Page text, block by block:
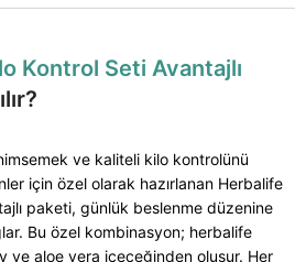
Kontrol Seti Avantajlı
ve kaliteli kilo kontrolünü
için özel olarak hazırlanan Herbalife
paketi, günlük beslenme düzenine
Bu özel kombinasyon; herbalife
ve aloe vera içeceğinden oluşur. Her